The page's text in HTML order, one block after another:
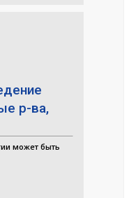
р-ва,
может быть